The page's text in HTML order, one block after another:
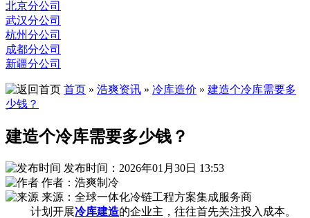
北京分公司
武汉分公司
杭州分公司
成都分公司
新疆分公司
首页 » 浩爽资讯 » 冷库造价 » 建造个冷库需要多
少钱？
建造个冷库需要多少钱？
发布时间：2026年01月30日 13:53
作者：浩爽制冷
来源：全球一体化冷链工程方案集成服务商
计划开展冷库建造的企业主，往往首先关注投入成本。